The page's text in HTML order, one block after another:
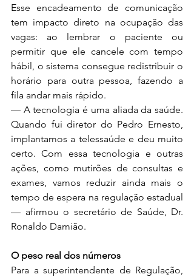
Esse encadeamento de comunicação
tem impacto direto na ocupação das
vagas: ao lembrar o paciente ou
permitir que ele cancele com tempo
hábil, o sistema consegue redistribuir o
horário para outra pessoa, fazendo a
fila andar mais rápido.
— A tecnologia é uma aliada da saúde.
Quando fui diretor do Pedro Ernesto,
implantamos a telessaúde e deu muito
certo. Com essa tecnologia e outras
ações, como mutirões de consultas e
exames, vamos reduzir ainda mais o
tempo de espera na regulação estadual
— afirmou o secretário de Saúde, Dr.
Ronaldo Damião.
O peso real dos números
Para a superintendente de Regulação,